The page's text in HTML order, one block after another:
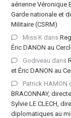
aérienne Véronique
Garde nationale et
Militaire (CSRM)
Miss Kdans
Éric DANON au
Godiveau dans
et Éric DANON au
Patrick HAMON
BRACONNAY,
Sylvie LE CLECH,
diplomatiques au